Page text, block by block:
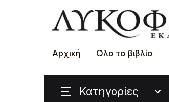
Αρχική Ολα τα βιβλία
Κατηγορίες